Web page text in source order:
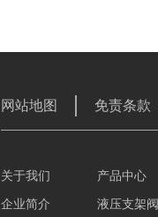
网站地图 免责条款
关于我们
企业简介
产品中心
液压支架阀